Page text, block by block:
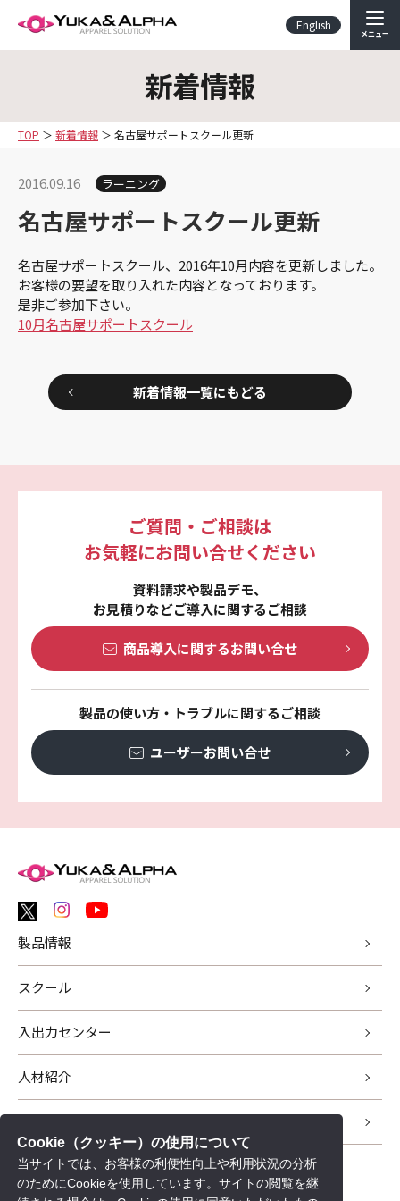
Cookie（クッキー）の使用について
当サイトでは、お客様の利便性向上や利用状況の分析
のためにCookieを使用しています。サイトの閲覧を継
English
メニュー
新着情報
TOP 新着情報 名古屋サポートスクール更新
ラーニング
2016.09.16
名古屋サポートスクール更新
名古屋サポートスクール、2016年10月内容を更新しました。
お客様の要望を取り入れた内容となっております。
是非ご参加下さい。
10月名古屋サポートスクール
新着情報一覧にもどる
ご質問・ご相談は
お気軽にお問い合せください
資料請求や製品デモ、
お見積りなどご導入に関するご相談
商品導入に関するお問い合せ
製品の使い方・トラブルに関するご相談
ユーザーお問い合せ
製品情報
スクール
入出力センター
人材紹介
新着情報